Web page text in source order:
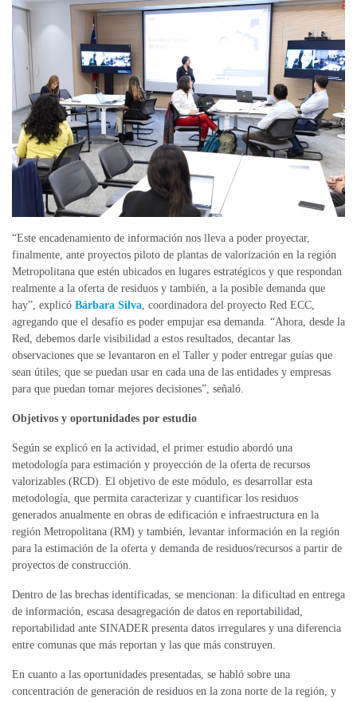
“Este encadenamiento de información nos lleva a poder proyectar,
finalmente, ante proyectos piloto de plantas de valorización en la región
Metropolitana que estén ubicados en lugares estratégicos y que respondan
realmente a la oferta de residuos y también, a la posible demanda que
hay”, explicó Bárbara Silva , coordinadora del proyecto Red ECC,
agregando que el desafío es poder empujar esa demanda. “Ahora, desde la
Red, debemos darle visibilidad a estos resultados, decantar las
observaciones que se levantaron en el Taller y poder entregar guías que
sean útiles, que se puedan usar en cada una de las entidades y empresas
para que puedan tomar mejores decisiones”, señaló.
Objetivos y oportunidades por estudio
Según se explicó en la actividad, el primer estudio abordó una
metodología para estimación y proyección de la oferta de recursos
valorizables (RCD). El objetivo de este módulo, es desarrollar esta
metodología, que permita caracterizar y cuantificar los residuos
generados anualmente en obras de edificación e infraestructura en la
región Metropolitana (RM) y también, levantar información en la región
para la estimación de la oferta y demanda de residuos/recursos a partir de
proyectos de construcción.
Dentro de las brechas identificadas, se mencionan: la dificultad en entrega
de información, escasa desagregación de datos en reportabilidad,
reportabilidad ante SINADER presenta datos irregulares y una diferencia
entre comunas que más reportan y las que más construyen.
En cuanto a las oportunidades presentadas, se habló sobre una
concentración de generación de residuos en la zona norte de la región, y